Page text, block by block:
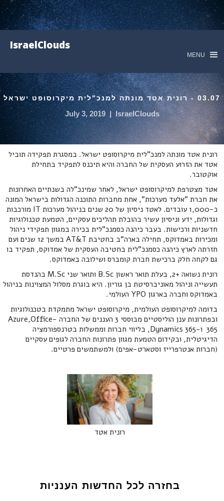
IsraelClouds
MENU
03.07 - רונית אטד מונתה למנכ"לית מיקרוסופט ישראל
IsraelClouds
|
July 3, 2019
רונית אטד מונתה למנכ"לית מיקרוסופט ישראל. במסגרת תפקידה תוביל
אטד את הזרוע העסקית של החברה והיא תיכנס לתפקיד בתחילת
אוקטובר.
אטד מצטרפת למיקרוסופט ישראל, לאחר שמינכ"לה בשנתיים האחרונות
את חברת "אלעד מערכות", אחת מחברות התוכנה הגדולות בישראל המונה
כ-1,000 עובדים. לאטד ניסיון של 20 שנים בניהול מערכות IT מורכבות
וגדולות, ידע וניסיון עשיר בהובלת תהליכים עסקיים, הטמעת טכנולוגיות
חדשניות ורכישות. בעבר כיהנה כסמנכ"לית בכירה במגוון תפקידי ניהול
ומכירות באמדוקס, תחילה בארה"ב בחטיבת AT&T במשך 12 שנים ועם
חזרתה לארץ כיהנה כסמנכ"לית בחטיבה העסקית של אמדוקס, תפקיד בו
גם לקחה חלק ברכישת חברת קומברס ושילובה באמדוקס.
רונית נשואה +2, בעלת תואר ראשון B.Sc ותואר שני M.Sc בהנדסת
תעשייה וניהול מאוניברסיטת בן גוריון. היא בוגרת מסלול המצוינות בניהול
באמדוקס וחברה בארגון YPO העולמי.
בדומה למיקרוסופט העולמית, מיקרוסופט ישראל מתמקדת בטכנולוגיות
ובפתרונות ענן הוליסטיים מבוססי 3 העננים של החברה -Azure,Office
365 ו-Dynamics 365, בליווי חברות וממשלות בטרנספורמציה
הדיגיטלית, ובקידום הטמעת מגוון פתרונות החברה לגופים עסקיים
(חברות אנטרפרייז וסטארט-אפים) ולמשתמשים פרטיים.
רונית אטד
בחזרה לכל החדשות הענניות